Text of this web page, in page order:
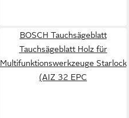
BOSCH Tauchsägeblatt
Tauchsägeblatt Holz für
Multifunktionswerkzeuge Starlock
(AIZ 32 EPC